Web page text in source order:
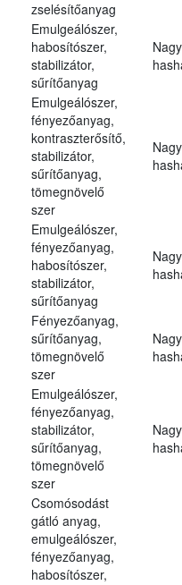
zselésítőanyag
Emulgeálószer,
habosítószer,
stabilizátor,
sűrítőanyag
Emulgeálószer,
fényezőanyag,
kontraszterősítő,
stabilizátor,
sűrítőanyag,
tömegnövelő
szer
Emulgeálószer,
fényezőanyag,
habosítószer,
stabilizátor,
sűrítőanyag
Fényezőanyag,
sűrítőanyag,
tömegnövelő
szer
Emulgeálószer,
fényezőanyag,
stabilizátor,
sűrítőanyag,
tömegnövelő
szer
Csomósodást
gátló anyag,
emulgeálószer,
fényezőanyag,
habosítószer,